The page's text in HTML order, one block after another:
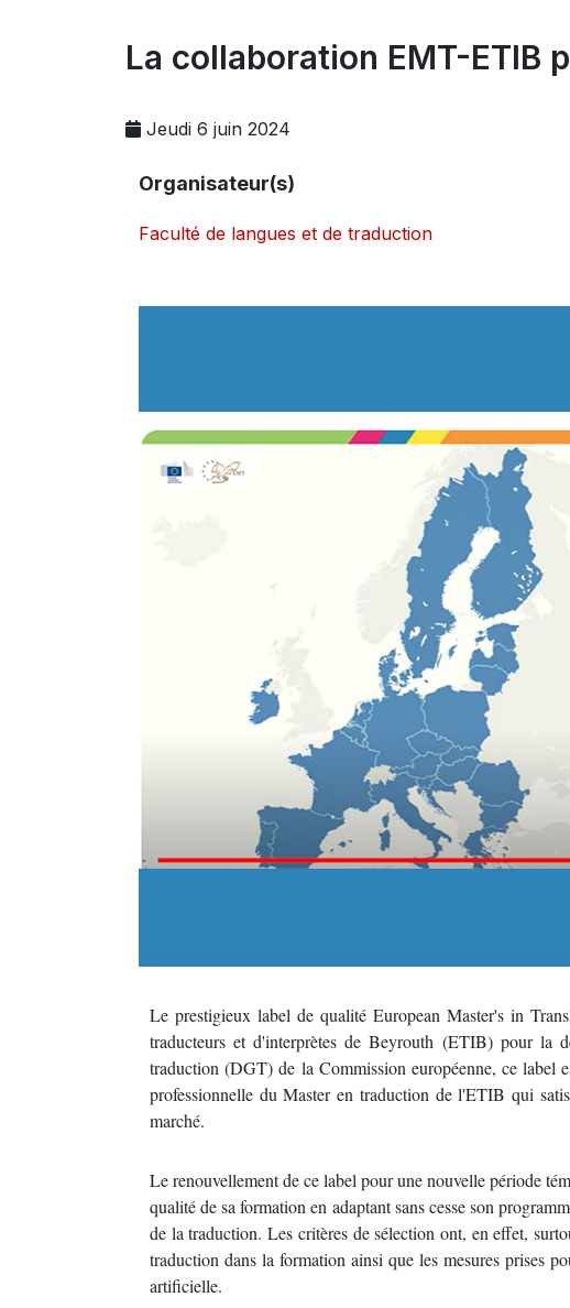
La collaboration EMT-ETIB
Jeudi 6 juin 2024
Organisateur(s)
Faculté de langues et de traduction
Le prestigieux label de qualité European Master's in
traducteurs et d'interprètes de Beyrouth (ETIB) pour la
traduction (DGT) de la Commission européenne, ce label
professionnelle du Master en traduction de l'ETIB qui
marché.
Le renouvellement de ce label pour une nouvelle période
qualité de sa formation en adaptant sans cesse son
de la traduction. Les critères de sélection ont, en effet,
traduction dans la formation ainsi que les mesures prises
artificielle.